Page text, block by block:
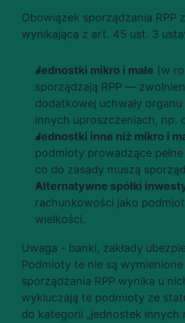
Obowiązek sporządzania RPP
wynikająca z art. 45 ust. 3
Jednostki mikro i małe (w
sporządzają RPP —
dodatkowej uchwały
innych uproszczeniach, np.
Jednostki inne niż mikro i
podmioty prowadzące
co do zasady muszą
Alternatywne spółki
rachunkowości jako
wielkości.
Uwaga - banki, zakłady
Podmioty te nie są
sporządzania RPP wynika u
wykluczają te podmioty ze
do kategorii „jednostek innych